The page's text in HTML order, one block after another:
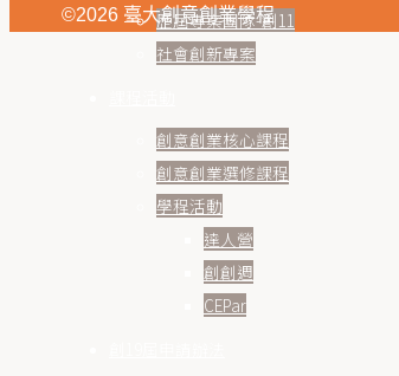
歷屆專案團隊-創11
社會創新專案
創意創業核心課程
創意創業選修課程
學程活動
達人營
創創週
CEPar
©2026 臺大創意創業學程